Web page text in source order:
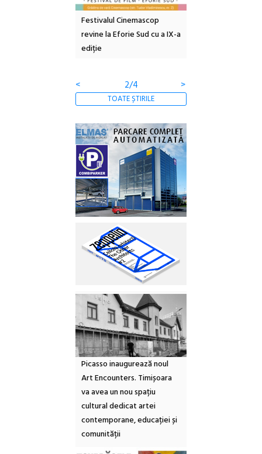
Festivalul Cinemascop
revine la Eforie Sud cu a IX-a
dulceață de amintiri la
<
3/4 >
TOATE ȘTIRILE
Picasso inaugurează noul
Art Encounters. Timișoara
va avea un nou spațiu
cultural dedicat artei
contemporane, educației și
comunității